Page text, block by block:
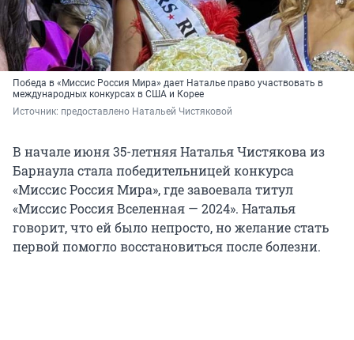
Победа в «Миссис Россия Мира» дает Наталье право участвовать в
международных конкурсах в США и Корее
Источник: предоставлено Натальей Чистяковой
В начале июня 35-летняя Наталья Чистякова из
Барнаула стала победительницей конкурса
«Миссис Россия Мира», где завоевала титул
«Миссис Россия Вселенная — 2024». Наталья
говорит, что ей было непросто, но желание стать
первой помогло восстановиться после болезни.